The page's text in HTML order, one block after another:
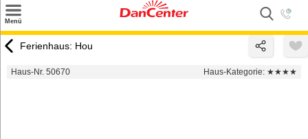
Menü
Urlaubsziele
Ferienhaus: Hou
Haus-Nr. 50670 Haus-Kategorie: ★★★★